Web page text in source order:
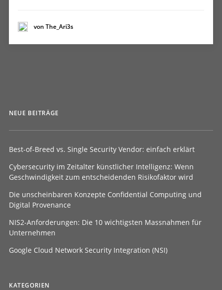
von The_Ari3s
NEUE BEITRÄGE
Best-of-Breed vs. Single Security Vendor: einfach erklärt
Cybersecurity im Zeitalter künstlicher Intelligenz: Wenn
Geschwindigkeit zum entscheidenden Risikofaktor wird
Die unscheinbaren Konzepte Confidential Computing und
Digital Provenance
NIS2-Anforderungen: Die 10 wichtigsten Massnahmen für
Unternehmen
Google Cloud Network Security Integration (NSI)
KATEGORIEN